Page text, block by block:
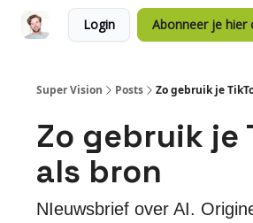
Login Abonneer je hier
Super Vision Posts Zo gebruik je
Zo gebruik je
als bron
NIeuwsbrief over AI.